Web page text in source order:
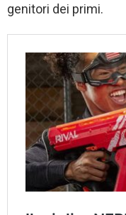
genitori dei primi.